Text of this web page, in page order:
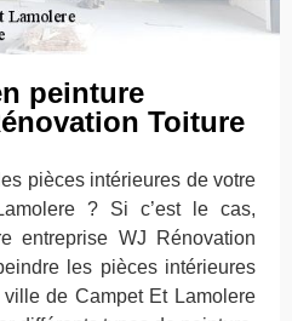
peinture
Toiture
pièces intérieures de votre
? Si c’est le cas,
entreprise WJ Rénovation
les pièces intérieures
de Campet Et Lamolere